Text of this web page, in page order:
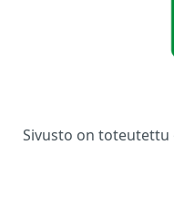
Sivusto on toteutettu